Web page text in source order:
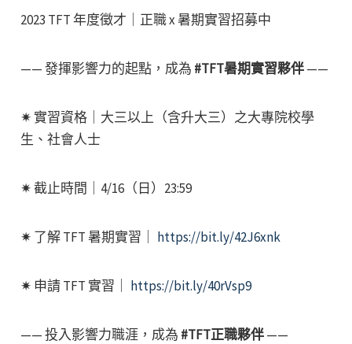
2023 TFT 年度徵才｜正職 x 暑期實習招募中
—— 發揮影響力的起點，成為 #TFT暑期實習夥伴——
✷ 實習資格｜大三以上（含升大三）之大專院校學
生、社會人士
✷ 截止時間｜4/16（日）23:59
✷ 了解 TFT 暑期實習｜ https://bit.ly/42J6xnk
✷ 申請 TFT 實習｜ https://bit.ly/40rVsp9
—— 投入影響力職涯，成為 #TFT正職夥伴——